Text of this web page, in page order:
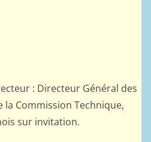
: Directeur Général des
Commission Technique,
sur invitation.